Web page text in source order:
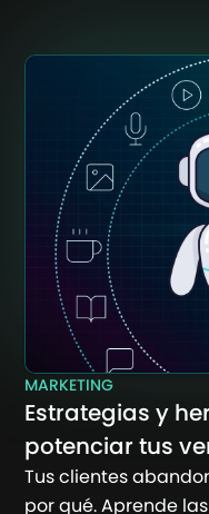
MARKETING
Estrategias y
potenciar tus
Tus clientes
por qué. Aprende